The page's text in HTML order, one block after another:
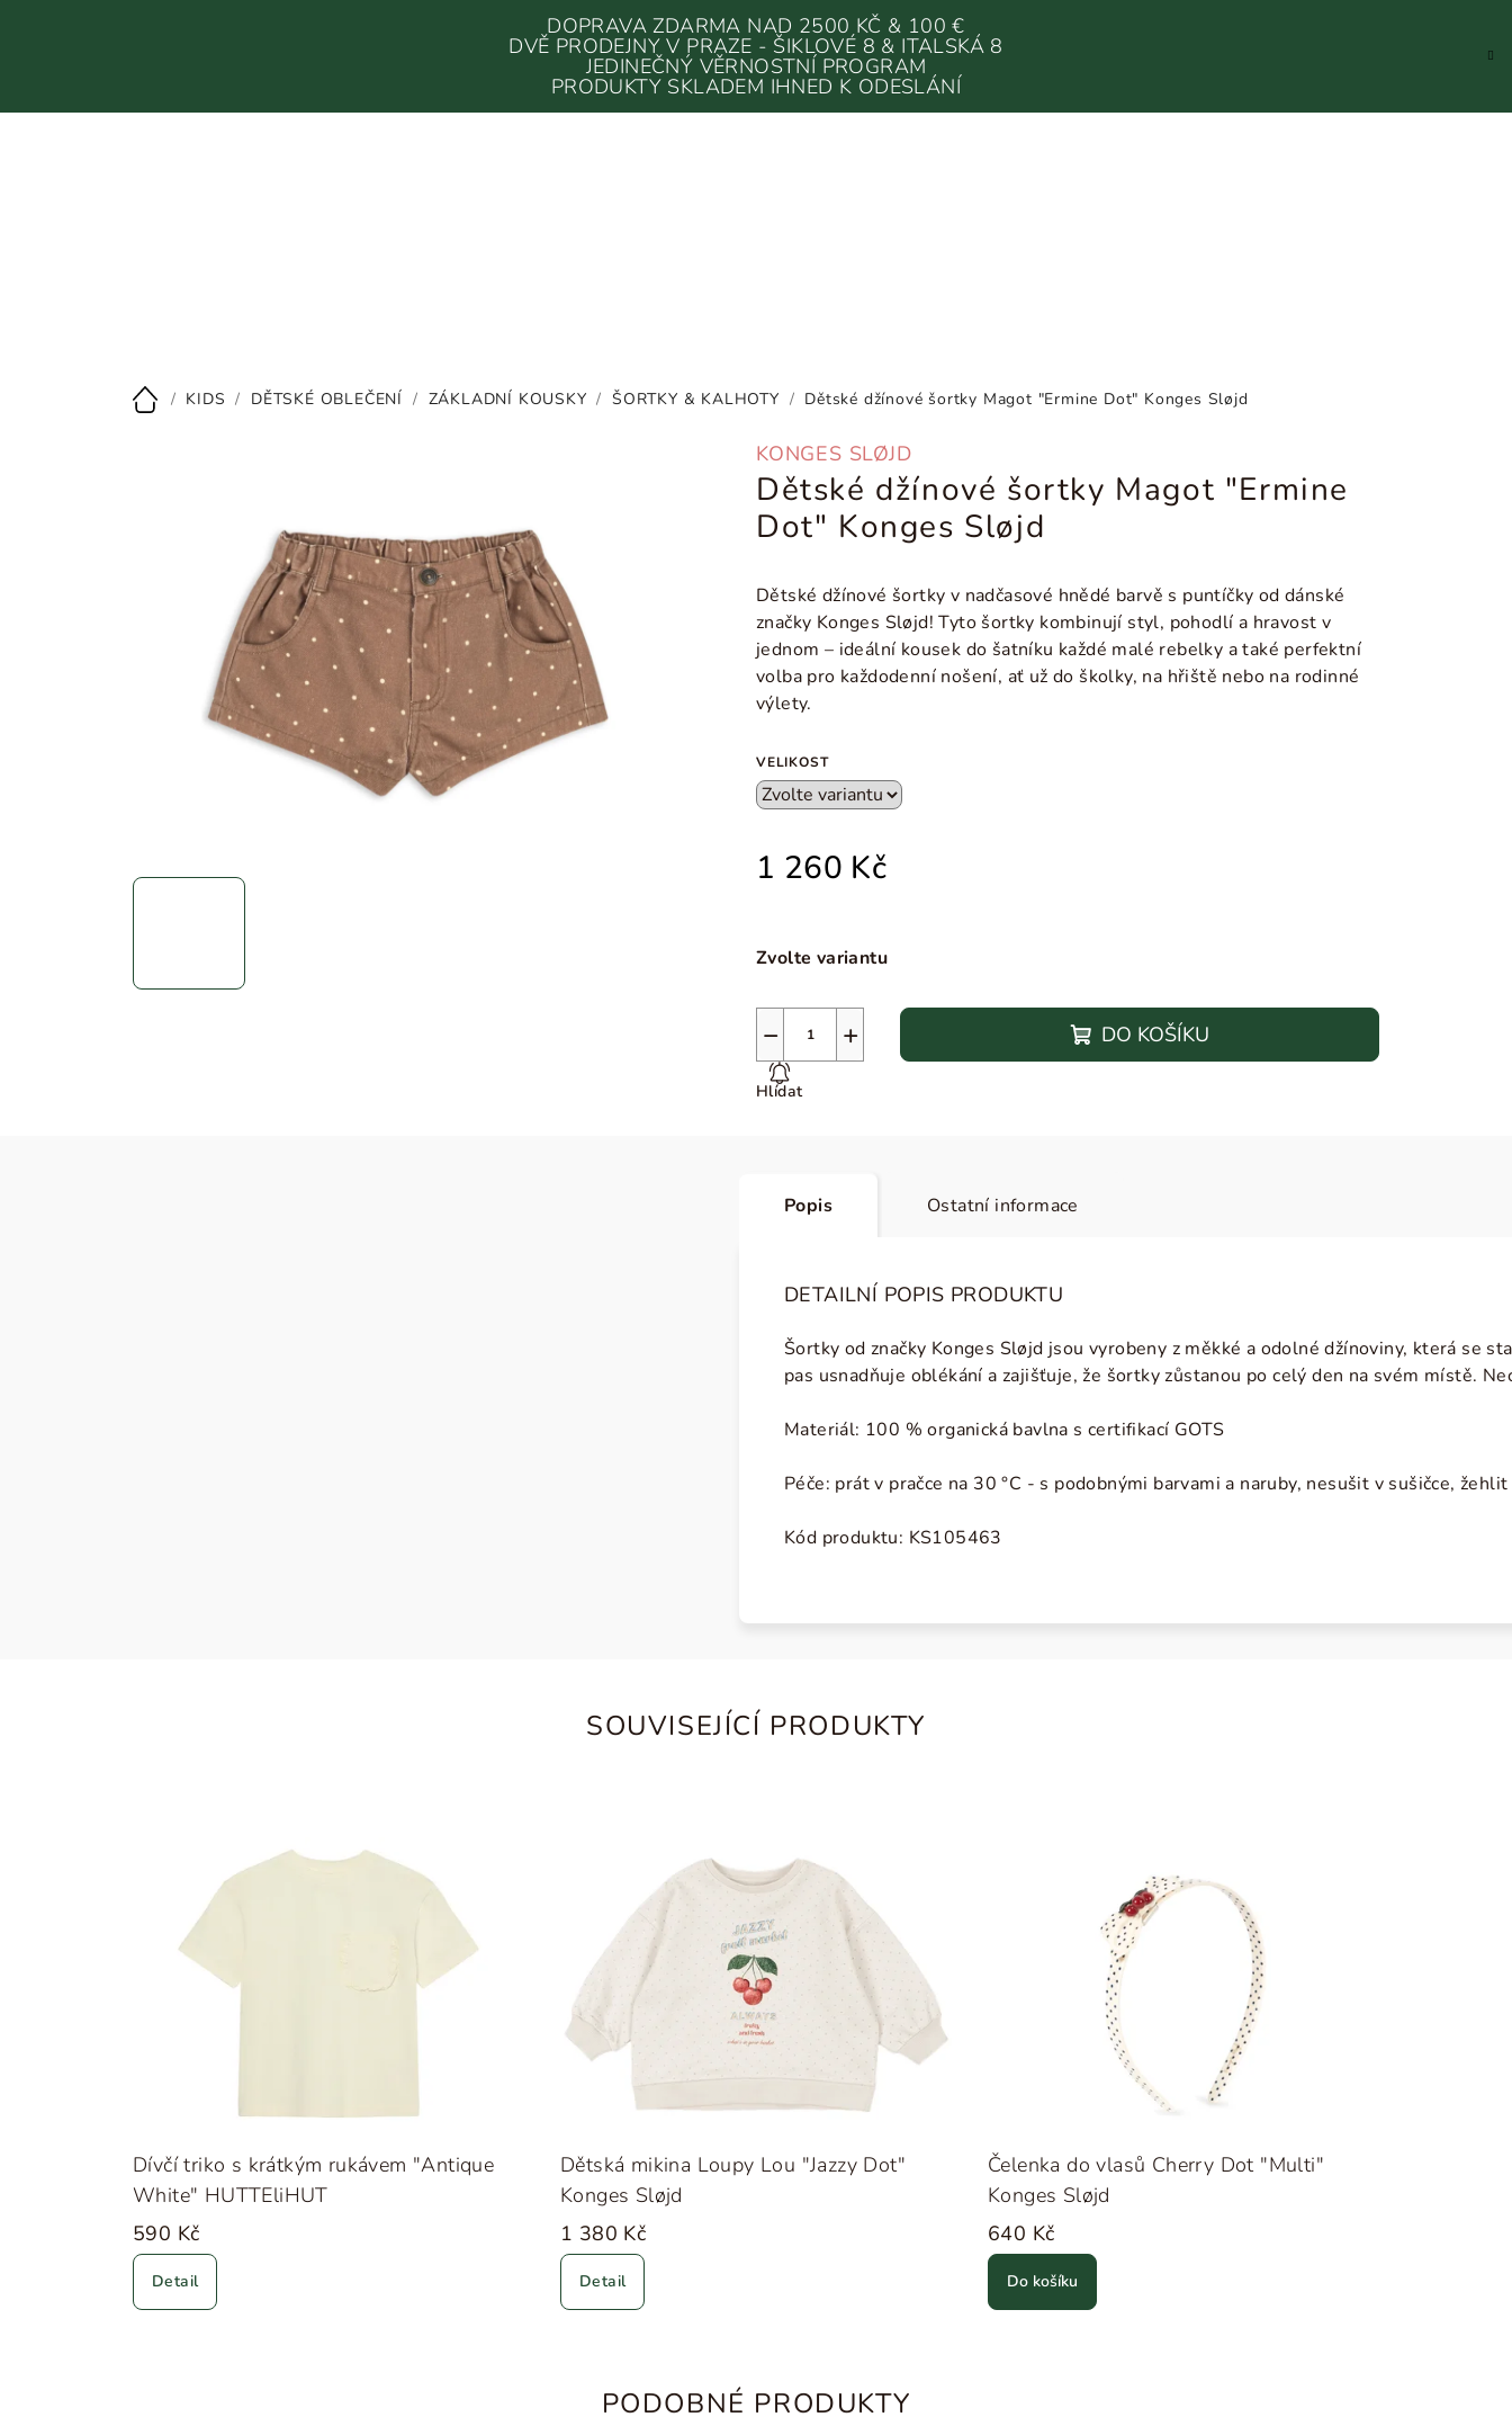
DOPRAVA ZDARMA NAD 2500 KČ & 100 €
DVĚ PRODEJNY V PRAZE - ŠIKLOVÉ 8 & ITALSKÁ 8
JEDINEČNÝ VĚRNOSTNÍ PROGRAM
PRODUKTY SKLADEM IHNED K ODESLÁNÍ
Domů
/ KIDS / DĚTSKÉ OBLEČENÍ / ZÁKLADNÍ KOUSKY / ŠORTKY & KALHOTY / Dětské džínové šortky Magot "Ermine Dot" Konges Sløjd
KONGES SLØJD
Dětské džínové šortky Magot "Ermine
Dot" Konges Sløjd
Dětské džínové šortky v nadčasové hnědé barvě s puntíčky od dánské
značky Konges Sløjd! Tyto šortky kombinují styl, pohodlí a hravost v
jednom – ideální kousek do šatníku každé malé rebelky a také perfektní
volba pro každodenní nošení, ať už do školky, na hřiště nebo na rodinné
výlety.
VELIKOST
1 260 Kč
Zvolte variantu
+
− DO KOŠÍKU
Hlídat
Popis Ostatní informace
DETAILNÍ POPIS PRODUKTU
Šortky od značky Konges Sløjd jsou vyrobeny z měkké a odolné džínoviny, která se
pas usnadňuje oblékání a zajišťuje, že šortky zůstanou po celý den na svém místě.
Materiál: 100 % organická bavlna s certifikací GOTS
Péče: prát v pračce na 30 °C - s podobnými barvami a naruby, nesušit v sušičce,
Kód produktu: KS105463
SOUVISEJÍCÍ PRODUKTY
Dívčí triko s krátkým rukávem "Antique
White" HUTTEliHUT
590 Kč
Detail
Dětská mikina Loupy Lou "Jazzy Dot"
Konges Sløjd
1 380 Kč
Detail
Čelenka do vlasů Cherry Dot "Multi"
Konges Sløjd
640 Kč
Do košíku
PODOBNÉ PRODUKTY